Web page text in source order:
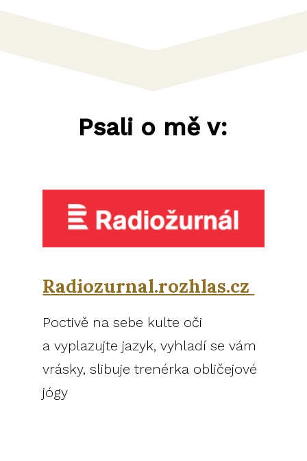
Psali o mě v:
Radiozurnal.rozhlas.cz
Poctivě na sebe kulte oči
a vyplazujte jazyk, vyhladí se vám
vrásky, slibuje trenérka obličejové
jógy